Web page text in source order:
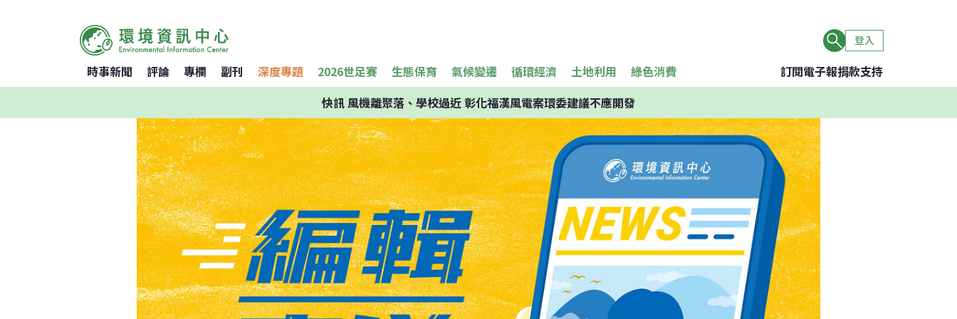
登入
時事新聞 評論 專欄 副刊 深度專題 2026世足賽 生態保育 氣候變遷 循環經濟 土地利用 綠色消費 訂閱電子報捐款支持
快訊風機離聚落、學校過近 彰化福漢風電案環委建議不應開發